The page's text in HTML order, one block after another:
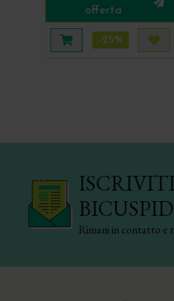
offerta
Aggiungi al carrello
-25%
Rimani in contatto e